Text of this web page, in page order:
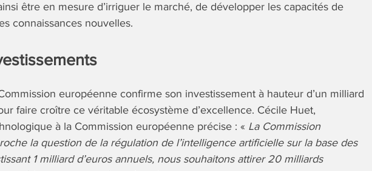
être en mesure d’irriguer le marché, de développer les capacités de
connaissances nouvelles.
européenne confirme son investissement à hauteur d’un milliard
faire croître ce véritable écosystème d’excellence. Cécile Huet,
à la Commission européenne précise : « La Commission
la question de la régulation de l’intelligence artificielle sur la base des
1 milliard d’euros annuels, nous souhaitons attirer 20 milliards